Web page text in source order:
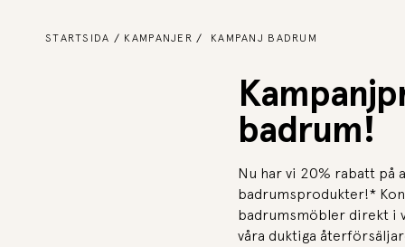
STARTSIDA KAMPANJER KAMPANJ BADRUM
badrum!
Nu har vi 20% rabatt på
badrumsprodukter!*
badrumsmöbler direkt i
våra duktiga